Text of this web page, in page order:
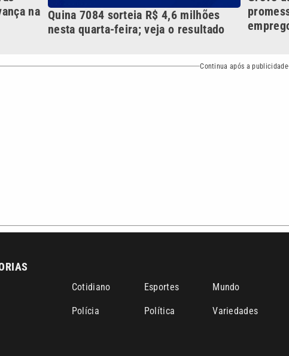
Polícia Política Variedades